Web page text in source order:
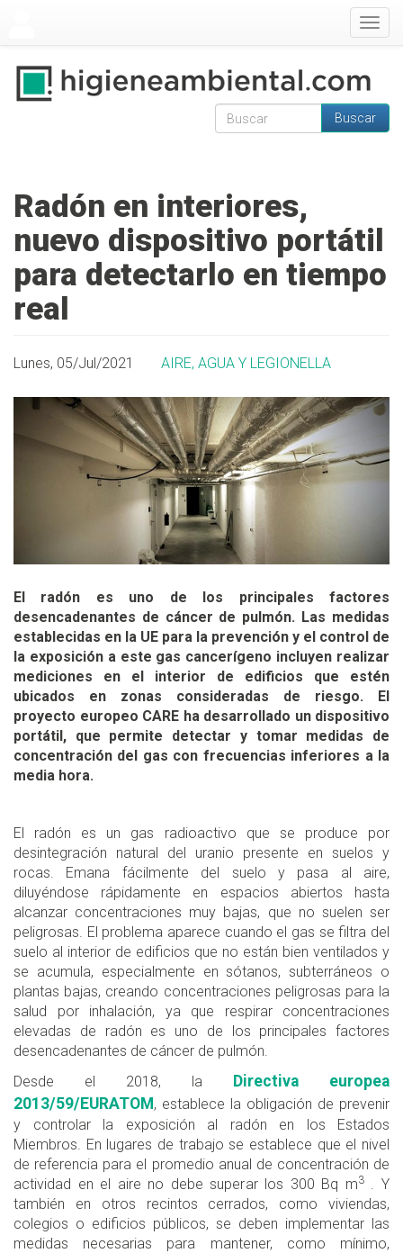
Formulario de
Buscar
Radón en interiores,
nuevo dispositivo portátil
para detectarlo en tiempo
real
Lunes, 05/Jul/2021 AIRE, AGUA Y LEGIONELLA
El radón es uno de los principales factores
desencadenantes de cáncer de pulmón. Las medidas
establecidas en la UE para la prevención y el control de
la exposición a este gas cancerígeno incluyen realizar
mediciones en el interior de edificios que estén
ubicados en zonas consideradas de riesgo. El
proyecto europeo CARE ha desarrollado un dispositivo
portátil, que permite detectar y tomar medidas de
concentración del gas con frecuencias inferiores a la
media hora.
El radón es un gas radioactivo que se produce por
desintegración natural del uranio presente en suelos y
rocas. Emana fácilmente del suelo y pasa al aire,
diluyéndose rápidamente en espacios abiertos hasta
alcanzar concentraciones muy bajas, que no suelen ser
peligrosas. El problema aparece cuando el gas se filtra del
suelo al interior de edificios que no están bien ventilados y
se acumula, especialmente en sótanos, subterráneos o
plantas bajas, creando concentraciones peligrosas para la
salud por inhalación, ya que respirar concentraciones
elevadas de radón es uno de los principales factores
desencadenantes de cáncer de pulmón.
Desde el 2018, la Directiva europea
2013/59/EURATOM, establece la obligación de prevenir
y controlar la exposición al radón en los Estados
Miembros. En lugares de trabajo se establece que el nivel
de referencia para el promedio anual de concentración de
actividad en el aire no debe superar los 300 Bq m3. Y
también en otros recintos cerrados, como viviendas,
colegios o edificios públicos, se deben implementar las
medidas necesarias para mantener, como mínimo,